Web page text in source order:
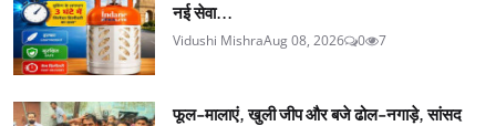
नई सेवा...
Vidushi MishraAug 08, 2026 0 7
फूल-मालाएं, खुली जीप और बजे ढोल-नगाड़े, सांसद